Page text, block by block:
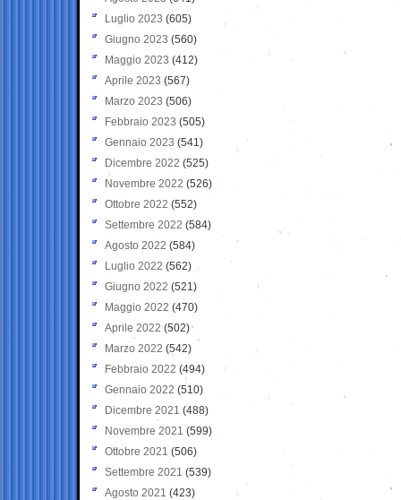
Luglio 2023 (605)
Giugno 2023 (560)
Maggio 2023 (412)
Aprile 2023 (567)
Marzo 2023 (506)
Febbraio 2023 (505)
Gennaio 2023 (541)
Dicembre 2022 (525)
Novembre 2022 (526)
Ottobre 2022 (552)
Settembre 2022 (584)
Agosto 2022 (584)
Luglio 2022 (562)
Giugno 2022 (521)
Maggio 2022 (470)
Aprile 2022 (502)
Marzo 2022 (542)
Febbraio 2022 (494)
Gennaio 2022 (510)
Dicembre 2021 (488)
Novembre 2021 (599)
Ottobre 2021 (506)
Settembre 2021 (539)
Agosto 2021 (423)